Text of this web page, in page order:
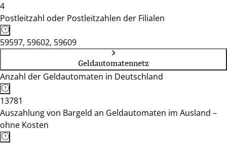
4
Postleitzahl oder Postleitzahlen der Filialen
59597, 59602, 59609
Geldautomatennetz
Anzahl der Geldautomaten in Deutschland
13781
Auszahlung von Bargeld an Geldautomaten im Ausland –
ohne Kosten